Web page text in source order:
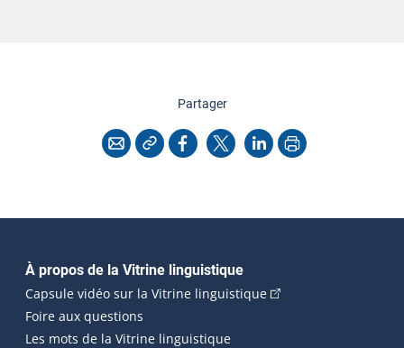
Partagercette page
CourrielCopier l'adresse
Facebook
X LinkedInImprimer
Navigation principale
À propos de la Vitrine linguistique
Capsule vidéo sur la Vitrine linguistique(Cet hyperlien
Foire aux questions
Les mots de la Vitrine linguistique